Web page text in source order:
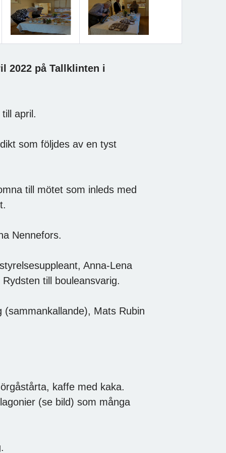
2022 på Tallklinten i
april.
som följdes av en tyst
till mötet som inleds med
Nennefors.
Anna-Lena
till bouleansvarig.
Mats Rubin
kaffe med kaka.
(se bild) som många